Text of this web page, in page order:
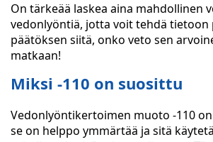
On tärkeää laskea aina mahdollinen
vedonlyöntiä, jotta voit tehdä tietoon
päätöksen siitä, onko veto sen
matkaan!
Miksi -110 on suosittu
Vedonlyöntikertoimen muoto -110
se on helppo ymmärtää ja sitä